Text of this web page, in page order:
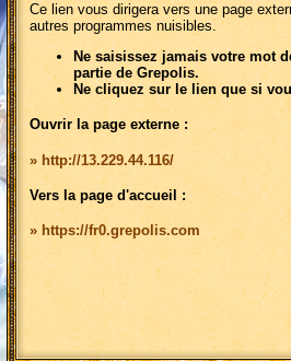
Ce lien vous dirigera vers une page
autres programmes nuisibles.
Ne saisissez jamais votre mot
partie de Grepolis.
Ne cliquez sur le lien que si
Ouvrir la page externe :
» http://13.229.44.116/
Vers la page d'accueil :
» https://fr0.grepolis.com